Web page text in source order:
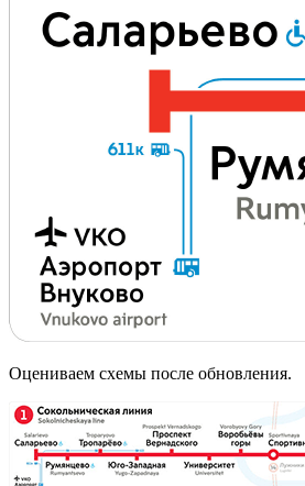
Оцениваем схемы после обновления.